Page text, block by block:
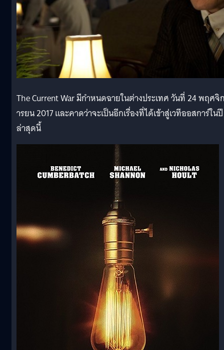
The Current War มีกำหนดฉายในต่างประเทศ วันที่ 24 พฤศจิ
ารยน 2017 และคาดว่าจะเป็นอีกเรื่องที่ได้เข้าสู่เวทีออสการ์ในปี
ล่าสุดนี้